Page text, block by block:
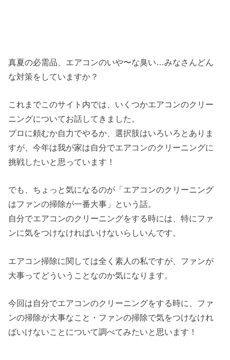
真夏の必需品、エアコンのいや〜な臭い…みなさんどん
な対策をしていますか？
これまでこのサイト内では、いくつかエアコンのクリー
ニングについてお話してきました。
プロに頼むか自力でやるか、選択肢はいろいろとありま
すが、今年は我が家は自分でエアコンのクリーニングに
挑戦したいと思っています！
でも、ちょっと気になるのが「エアコンのクリーニング
はファンの掃除が一番大事」という話。
自分でエアコンのクリーニングをする時には、特にファ
ンに気をつけなければいけないらしいんです。
エアコン掃除に関しては全く素人の私ですが、ファンが
大事ってどういうことなのか気になります。
今回は自分でエアコンのクリーニングをする時に、ファ
ンの掃除が大事なこと・ファンの掃除で気をつけなけれ
ばいけないことについて調べてみたいと思います！